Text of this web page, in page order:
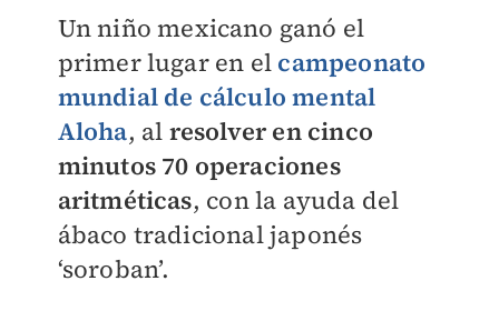
Un niño mexicano ganó el
primer lugar en el campeonato
mundial de cálculo mental
Aloha, al resolver en cinco
minutos 70 operaciones
aritméticas, con la ayuda del
ábaco tradicional japonés
‘soroban’.